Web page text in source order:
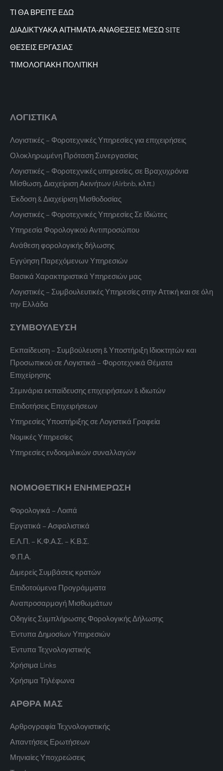
ΤΙ ΘΑ ΒΡΕΙΤΕ ΕΔΩ
ΔΙΑΔΙΚΤΥΑΚΑΑΙΤΗΜΑΤΑ-ΑΝΑΘΕΣΕΙΣ ΜΕΣΩ SITE
ΘΕΣΕΙΣ ΕΡΓΑΣΙΑΣ
ΤΙΜΟΛΟΓΙΑΚΗ ΠΟΛΙΤΙΚΗ
ΛΟΓΙΣΤΙΚΑ
Λογιστικές – Φοροτεχνικές Υπηρεσίες για επιχειρήσεις
Ολοκληρωμένη Πρόταση Συνεργασίας
Λογιστικές – Φοροτεχνικές υπηρεσίες, σε Βραχυχρόνια
Μίσθωση, Διαχείριση Ακινήτων (Airbnb, κλπ.)
Έκδοση & Διαχείριση Μισθοδοσίας
Λογιστικές – Φοροτεχνικές Υπηρεσίες Σε Ιδιώτες
Υπηρεσία Φορολογικού Αντιπροσώπου
Ανάθεση φορολογικής δήλωσης
Εγγύηση Παρεχόμενων Υπηρεσιών
Βασικά Χαρακτηριστικά Υπηρεσιών μας
Λογιστικές – Συμβουλευτικές Υπηρεσίες στην Αττική και σε όλη
την Ελλάδα
ΣΥΜΒΟΥΛΕΥΣΗ
Εκπαίδευση – Συμβούλευση & Υποστήριξη Ιδιοκτητών και
Προσωπικού σε Λογιστικά – Φοροτεχνικά Θέματα
Επιχείρησης
Σεμινάρια εκπαίδευσης επιχειρήσεων & ιδιωτών
Επιδοτήσεις Επιχειρήσεων
Υπηρεσίες Υποστήριξης σε Λογιστικά Γραφεία
Νομικές Υπηρεσίες
Υπηρεσίες ενδοομιλικών συναλλαγών
ΝΟΜΟΘΕΤΙΚΗ ΕΝΗΜΕΡΩΣΗ
Φορολογικά – Λοιπά
Εργατικά – Ασφαλιστικά
Ε.Λ.Π. – Κ.Φ.Α.Σ. – Κ.Β.Σ.
Φ.Π.Α.
Διμερείς Συμβάσεις κρατών
Επιδοτούμενα Προγράμματα
Αναπροσαρμογή Μισθωμάτων
Οδηγίες Συμπλήρωσης Φορολογικής Δήλωσης
Έντυπα Δημοσίων Υπηρεσιών
Έντυπα Τεχνολογιστικής
Χρήσιμα Links
Χρήσιμα Τηλέφωνα
ΑΡΘΡΑ ΜΑΣ
Αρθρογραφία Τεχνολογιστικής
Απαντήσεις Ερωτήσεων
Μηνιαίες Υποχρεώσεις